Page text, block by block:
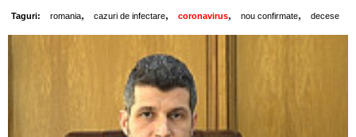
Taguri: romania, cazuri de infectare, coronavirus, nou confirmate, decese